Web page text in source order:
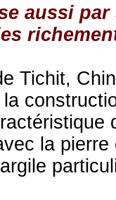
aussi
Tichit,
la